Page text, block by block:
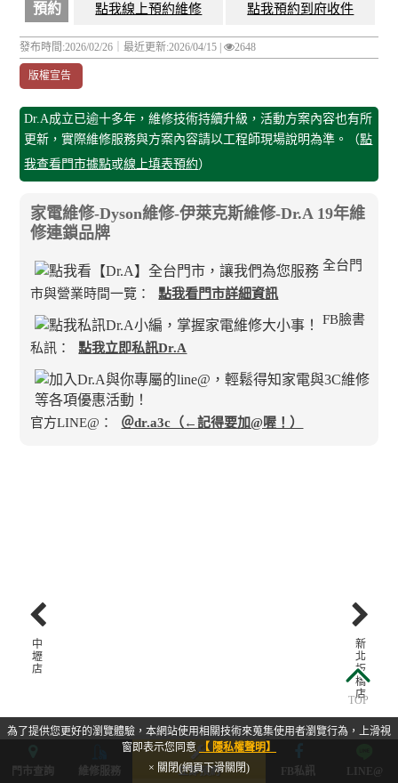
預約 點我線上預約維修 點我預約到府收件
發布時間:2026/02/26｜最近更新:2026/04/15 | 2648
版權宣告
Dr.A成立已逾十多年，維修技術持續升級，活動方案內容也有所
更新，實際維修服務與方案內容請以工程師現場說明為準。（點
我查看門市據點或線上填表預約）
家電維修-Dyson維修-伊萊克斯維修-Dr.A 19年維
修連鎖品牌
全台門
市與營業時間一覽：
點我看門市詳細資訊
FB臉書
私訊： 點我立即私訊Dr.A
官方LINE@： ＠dr.a3c（←記得要加@喔！）
大安門市重視顧客的送修感受，用心維護
門市環境並提升服務品質。
客人能
新
北
板
橋
店
中
壢
店
門市查詢 維修服務 立即預約 FB私訊 LINE@
為了提供您更好的瀏覽體驗，本網站使用相關技術來蒐集使用者瀏覽行為，上滑視
窗即表示您同意【 隱私權聲明】
× 關閉(網頁下滑關閉)
TOP